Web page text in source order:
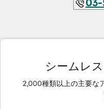
シームレ
2,000種類以上の主要な